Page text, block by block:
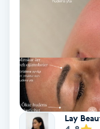
Svettbehandling
Tuina-massage
Taktil massageLay